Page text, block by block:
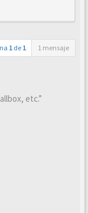
1 de 1 1 mensaje
etc.”